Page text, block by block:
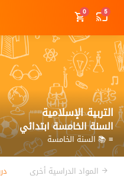
0 5
التربية الإسلامية
السنة الخامسة ابتدائي
≡ 📚 السنة الخامسة
المواد الدراسية أخرى